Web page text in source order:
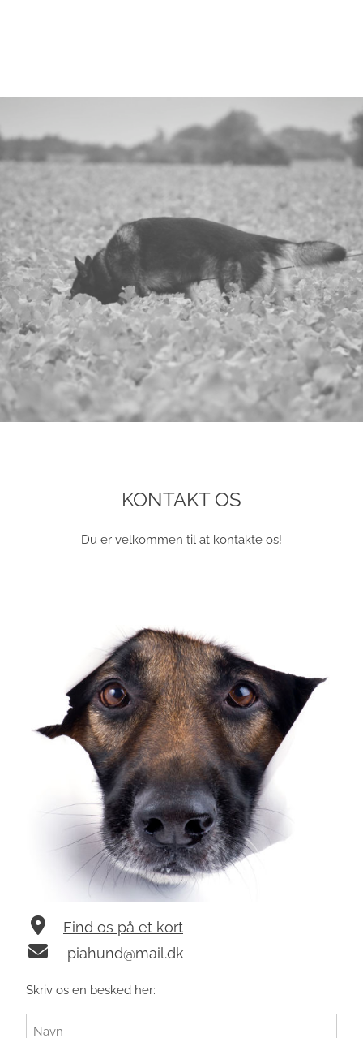
KONTAKT OS
Du er velkommen til at kontakte os!
Find os på et kort
piahund@mail.dk
Skriv os en besked her: